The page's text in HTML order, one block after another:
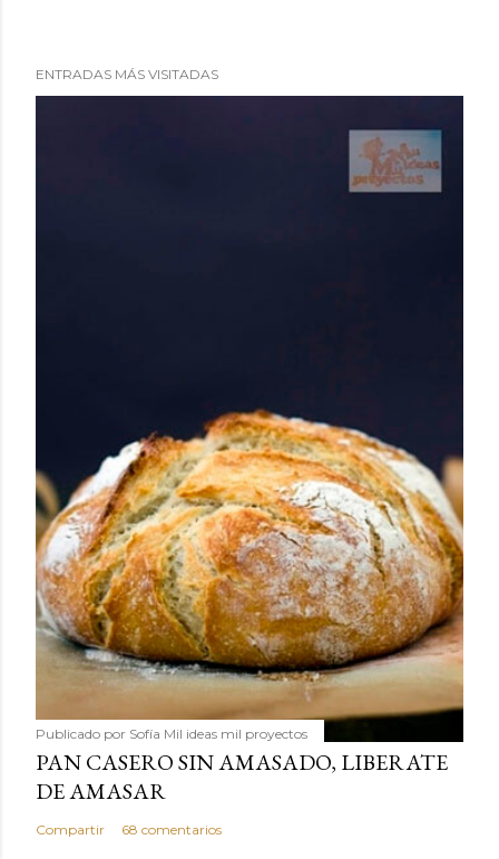
ENTRADAS MÁS VISITADAS
Publicado por Sofía Mil ideas mil proyectos
PAN CASERO SIN AMASADO, LIBERATE
DE AMASAR
Compartir 68 comentarios